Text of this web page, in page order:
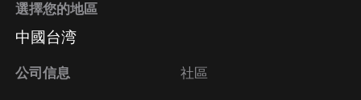
選擇您的地區
中國台湾
公司信息 社區